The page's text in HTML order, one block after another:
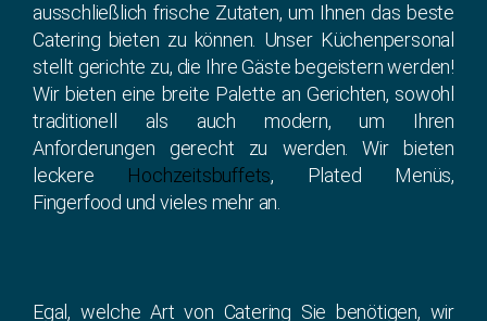
ausschließlich frische Zutaten, um Ihnen das beste
Catering bieten zu können. Unser Küchenpersonal
stellt gerichte zu, die Ihre Gäste begeistern werden!
Wir bieten eine breite Palette an Gerichten, sowohl
traditionell als auch modern, um Ihren
Anforderungen gerecht zu werden. Wir bieten
leckere Hochzeitsbuffets, Plated Menüs,
Fingerfood und vieles mehr an.
Egal, welche Art von Catering Sie benötigen, wir